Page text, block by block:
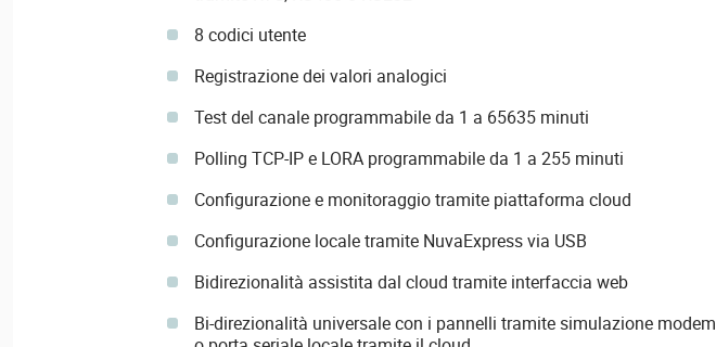
8 codici utente
Registrazione dei valori analogici
Test del canale programmabile da 1 a 65635 minuti
Polling TCP-IP e LORA programmabile da 1 a 255 minuti
Configurazione e monitoraggio tramite piattaforma cloud
Configurazione locale tramite NuvaExpress via USB
Bidirezionalità assistita dal cloud tramite interfaccia web
Bi-direzionalità universale con i pannelli tramite simulazione modem